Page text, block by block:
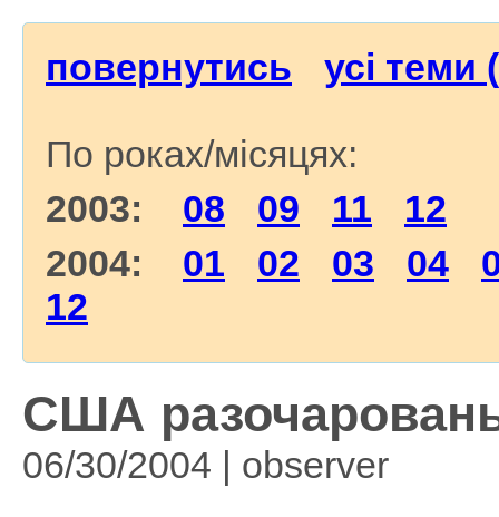
повернутись усі теми
По роках/місяцях:
2003: 08 09 11
12
2004: 01 02 03 04
12
США
06/30/2004 | observer